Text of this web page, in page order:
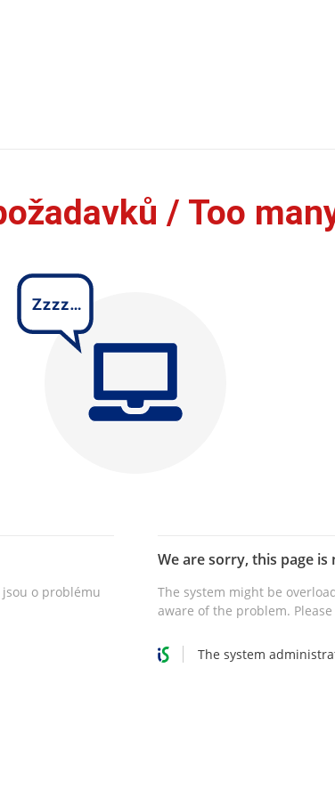
/ Too
o problému
We are sorry, this page
The system might be
aware of the problem.
The system